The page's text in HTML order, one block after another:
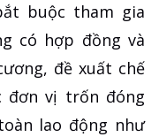
buộc tham gia
có hợp đồng và
đề xuất chế
đơn vị trốn đóng
lao động như